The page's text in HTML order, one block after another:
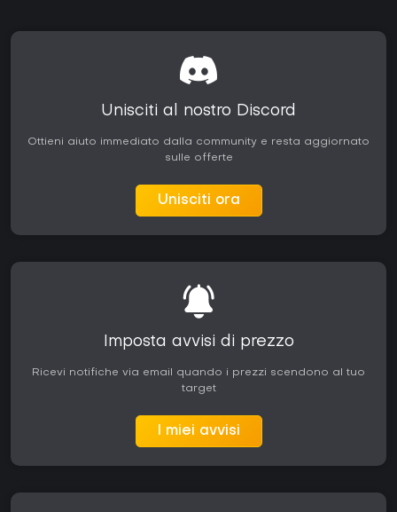
Unisciti al nostro Discord
Ottieni aiuto immediato dalla community e resta aggiornato
sulle offerte
Unisciti ora
Imposta avvisi di prezzo
Ricevi notifiche via email quando i prezzi scendono al tuo
target
I miei avvisi